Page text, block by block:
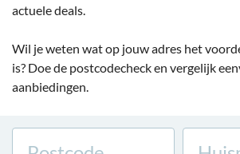
actuele deals.
Wil je weten wat op jouw adres het
is? Doe de postcodecheck en vergelijk
aanbiedingen.